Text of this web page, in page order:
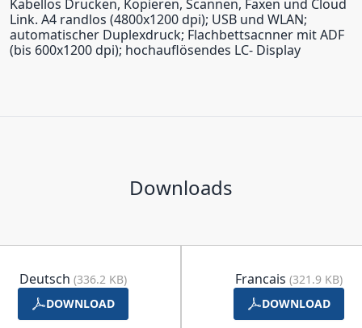
Kabellos Drucken, Kopieren, Scannen, Faxen und Cloud
Link. A4 randlos (4800x1200 dpi); USB und WLAN;
automatischer Duplexdruck; Flachbettsacnner mit ADF
(bis 600x1200 dpi); hochauflösendes LC- Display
Downloads
Deutsch (336.2 KB)
DOWNLOAD
Francais (321.9 KB)
DOWNLOAD